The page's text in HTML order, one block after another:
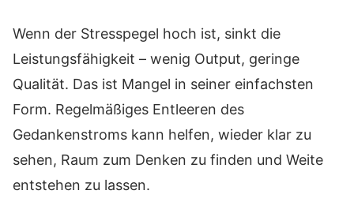
Wenn der Stresspegel hoch ist, sinkt die
Leistungsfähigkeit – wenig Output, geringe
Qualität. Das ist Mangel in seiner einfachsten
Form. Regelmäßiges Entleeren des
Gedankenstroms kann helfen, wieder klar zu
sehen, Raum zum Denken zu finden und Weite
entstehen zu lassen.